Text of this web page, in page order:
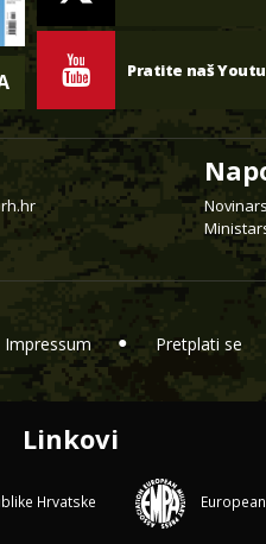
Pratite naš
Impressum Pretplati se
Linkovi
Hrvatske